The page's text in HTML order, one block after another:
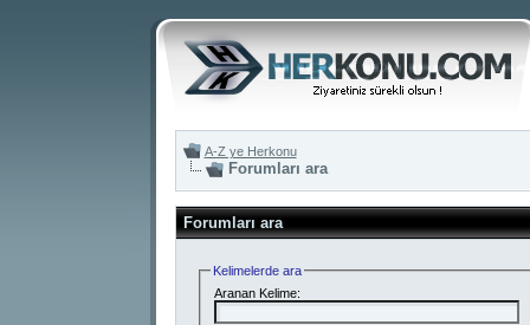
A-Z ye Herkonu
Forumları ara
Forumları ara
Kelimelerde ara
Aranan Kelime: